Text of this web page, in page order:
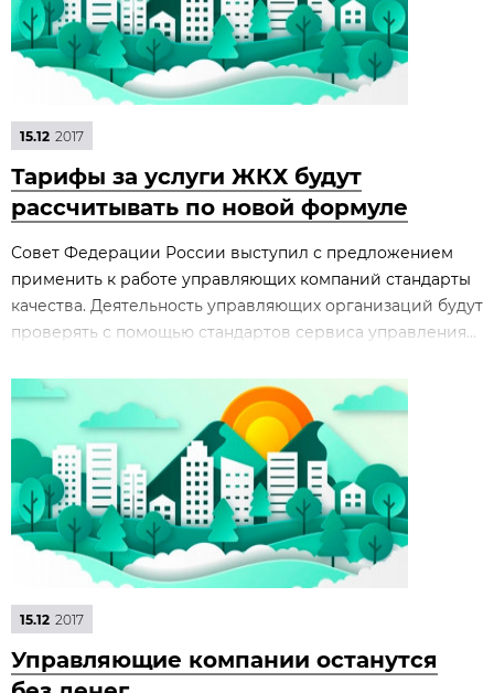
15.12 2017
Тарифы за услуги ЖКХ будут
рассчитывать по новой формуле
Совет Федерации России выступил с предложением
применить к работе управляющих компаний стандарты
качества. Деятельность управляющих организаций будут
проверять с помощью стандартов сервиса управления...
15.12 2017
Управляющие компании останутся